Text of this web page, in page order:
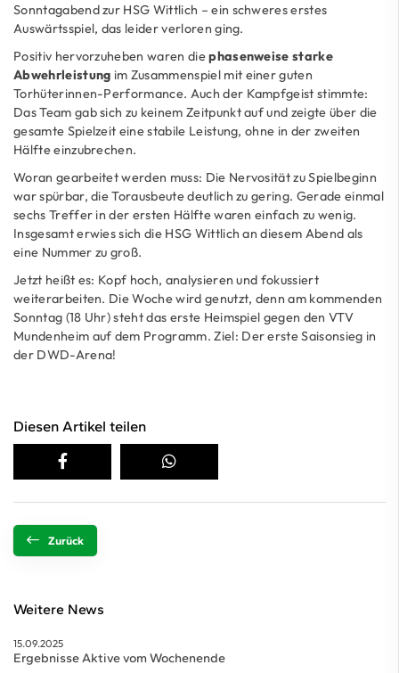
Sonntagabend zur HSG Wittlich – ein schweres erstes
Auswärtsspiel, das leider verloren ging.
Positiv hervorzuheben waren diephasenweise starke
Abwehrleistung im Zusammenspiel mit einer guten
Torhüterinnen-Performance. Auch der Kampfgeist stimmte:
Das Team gab sich zu keinem Zeitpunkt auf und zeigte über die
gesamte Spielzeit eine stabile Leistung, ohne in der zweiten
Hälfte einzubrechen.
Woran gearbeitet werden muss: Die Nervosität zu Spielbeginn
war spürbar, die Torausbeute deutlich zu gering. Gerade einmal
sechs Treffer in der ersten Hälfte waren einfach zu wenig.
Insgesamt erwies sich die HSG Wittlich an diesem Abend als
eine Nummer zu groß.
Jetzt heißt es: Kopf hoch, analysieren und fokussiert
weiterarbeiten. Die Woche wird genutzt, denn am kommenden
Sonntag (18 Uhr) steht das erste Heimspiel gegen den VTV
Mundenheim auf dem Programm. Ziel: Der erste Saisonsieg in
der DWD-Arena!
Diesen Artikel teilen
Zurück
Weitere News
15.09.2025
Ergebnisse Aktive vom Wochenende